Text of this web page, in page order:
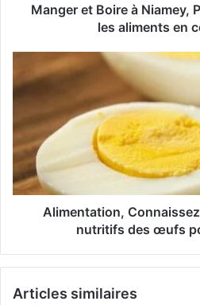
i
Manger et Boire à Niamey,
les aliments en
Alimentation,
nutritifs des œufs
Articles similaires